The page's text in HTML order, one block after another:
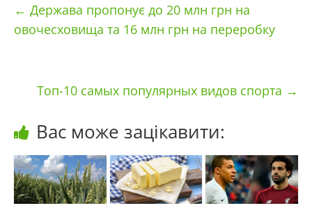
← Держава пропонує до 20 млн грн на
овочесховища та 16 млн грн на переробку
Топ-10 самых популярных видов спорта →
Вас може зацікавити: